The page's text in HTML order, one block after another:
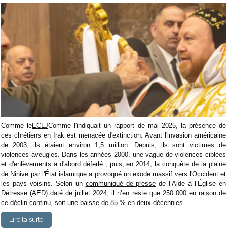
Comme leECLJComme l'indiquait un rapport de mai 2025, la présence de
ces chrétiens en Irak est menacée d'extinction. Avant l'invasion américaine
de 2003, ils étaient environ 1,5 million. Depuis, ils sont victimes de
violences aveugles. Dans les années 2000, une vague de violences ciblées
et d'enlèvements a d'abord déferlé ; puis, en 2014, la conquête de la plaine
de Ninive par l'État islamique a provoqué un exode massif vers l'Occident et
les pays voisins. Selon un communiqué de presse de l’Aide à l’Église en
Détresse (AED) daté de juillet 2024, il n’en reste que 250 000 en raison de
ce déclin continu, soit une baisse de 85 % en deux décennies.
Lire la suite